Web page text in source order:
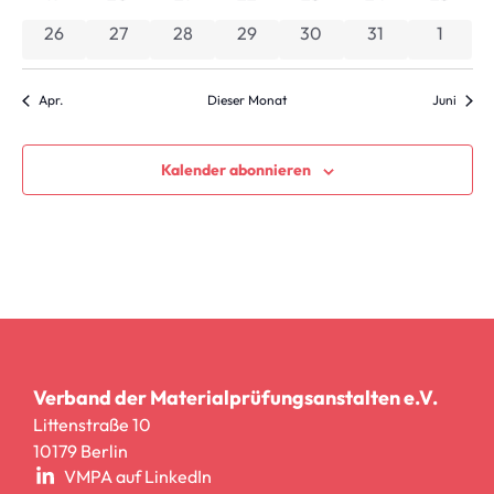
0 Veranstaltungen
26 0 Veranstaltungen
27 0 Veranstaltungen
28 0 Veranstaltungen
29 0 Veranstaltungen
30 0
31 0
1
Apr. Dieser Monat Juni
Kalender abonnieren
Verband der Materialprüfungsanstalten e.V.
Littenstraße 10
10179 Berlin
VMPA auf LinkedIn